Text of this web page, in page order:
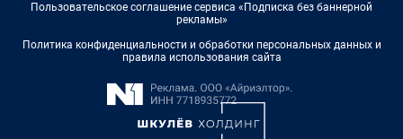
Пользовательское соглашение сервиса «Подписка без баннерной
рекламы»
Политика конфиденциальности и обработки персональных данных и
правила использования сайта